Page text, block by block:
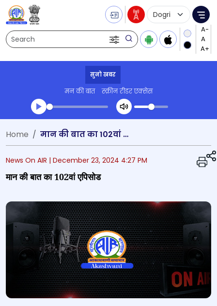
Search
Language
सुनो खबर
मन की बात स्क्रीन रीडर एक्सेस
Transcript summary
खेढो ऑडियो
Home मान की बात का 102वां एपिसोड
News On AIR | December 23, 2024 4:27 PM
मान की बात का 102वां एपिसोड